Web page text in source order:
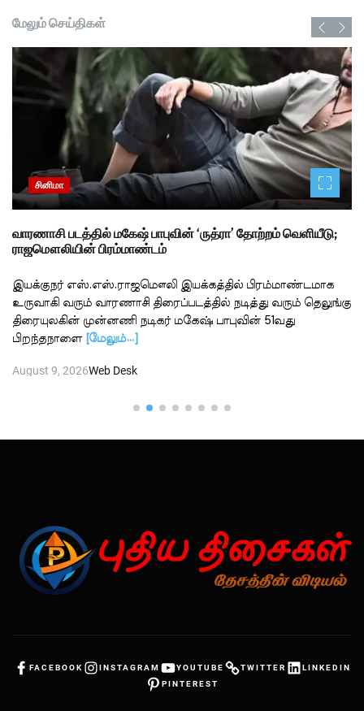
மேலும் செய்திகள்
சினிமா
வாரணாசி படத்தில் மகேஷ் பாபுவின் ‘ருத்ரா’ தோற்றம் வெளியீடு;
ராஜமௌலியின் பிரம்மாண்டம்
இயக்குநர் எஸ்.எஸ்.ராஜமௌலி இயக்கத்தில் பிரம்மாண்டமாக
உருவாகி வரும் வாரணாசி திரைப்படத்தில் நடித்து வரும் தெலுங்கு
திரையுலகின் முன்னணி நடிகர் மகேஷ் பாபுவின் 51வது
பிறந்தநாளை [மேலும்…]
August 9, 2026Web Desk
FACEBOOK INSTAGRAM YOUTUBE TWITTER
LINKEDIN
PINTEREST